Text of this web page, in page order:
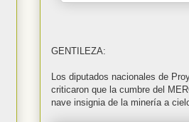
GENTILEZA:
Los diputados nacionales de
criticaron que la cumbre del
nave insignia de la minería a